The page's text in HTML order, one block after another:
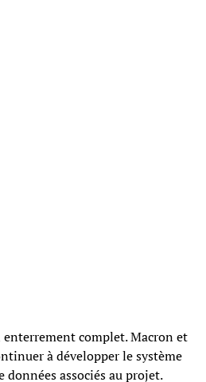
enterrement complet. Macron et
à développer le système
données associés au projet.